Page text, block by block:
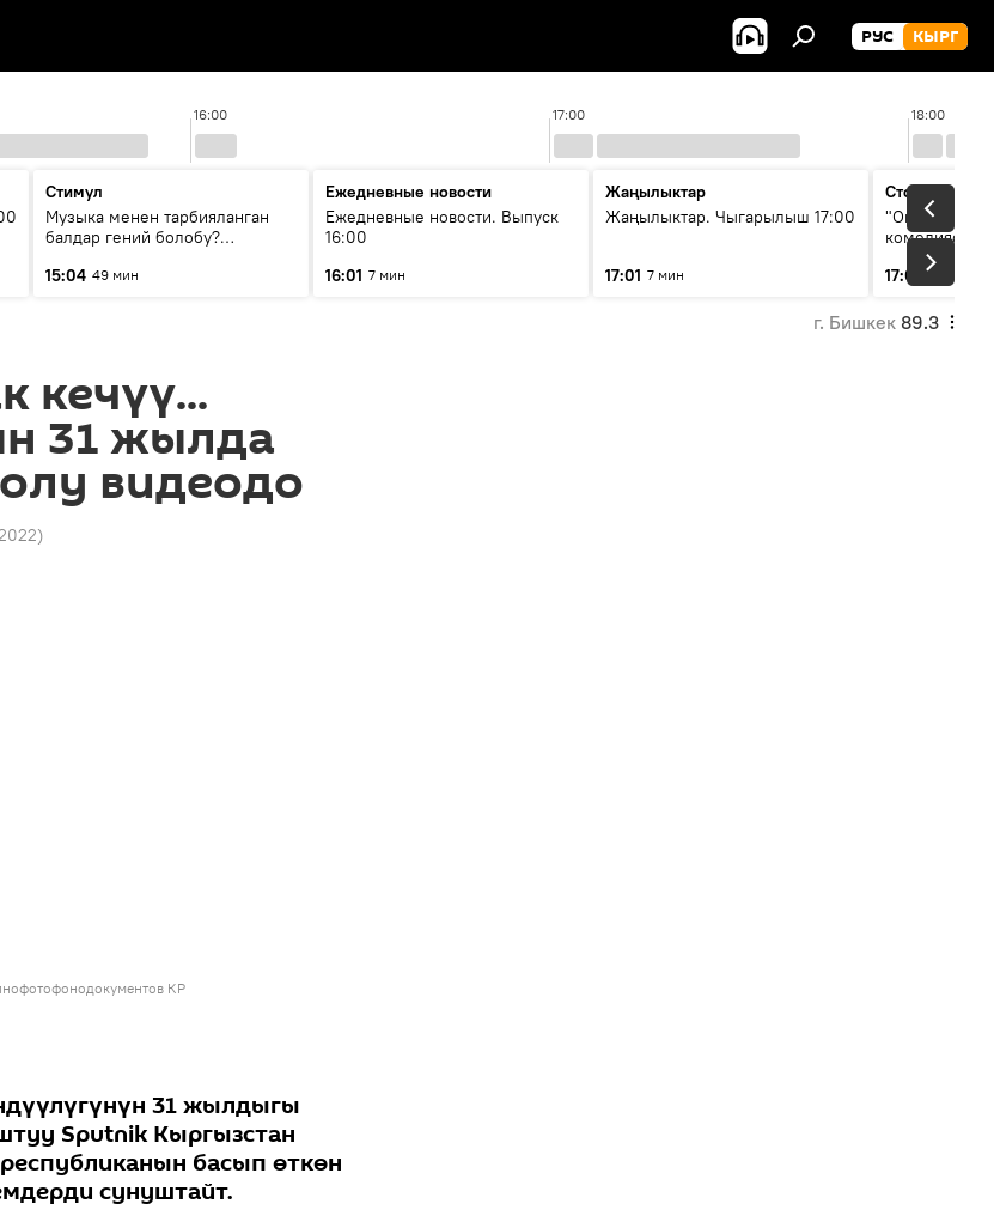
РУС КЫРГ
16:00 17:00 18:00
Стимул
Музыка менен тарбияланган
балдар гений болобу?
музыканын орду
15:04 49 мин
Ежедневные новости
Ежедневные новости. Выпуск
16:00
16:01 7 мин
Жаңылыктар
Жаңылыктар. Чыгарылыш 17:00
17:01 7 мин
Стоп кадр
"Окен ава" —
комедиясы
17:08
г. Бишкек 89.3
кечүү...
31 жылда
видеодо
)
КР
31 жылдыгы
Sputnik Кыргызстан
басып өткөн
сунуштайт.